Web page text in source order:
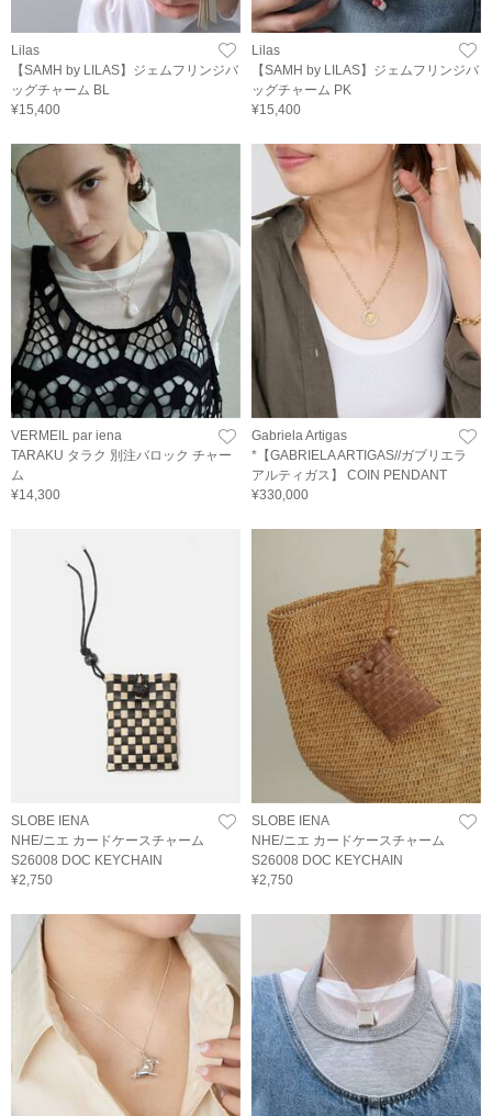
Lilas
【SAMH by LILAS】ジェムフリンジバ
ッグチャーム BL
¥15,400
Lilas
【SAMH by LILAS】ジェムフリンジバ
ッグチャーム PK
¥15,400
VERMEIL par iena
TARAKU タラク 別注バロック チャー
ム
¥14,300
Gabriela Artigas
*【GABRIELA ARTIGAS//ガブリエラ
アルティガス】 COIN PENDANT
¥330,000
SLOBE IENA
NHE/ニエ カードケースチャーム
S26008 DOC KEYCHAIN
¥2,750
SLOBE IENA
NHE/ニエ カードケースチャーム
S26008 DOC KEYCHAIN
¥2,750